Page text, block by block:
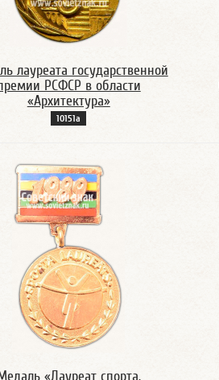
лауреата государственной
РСФСР в области
«Архитектура»
10151а
«Лауреат спорта,